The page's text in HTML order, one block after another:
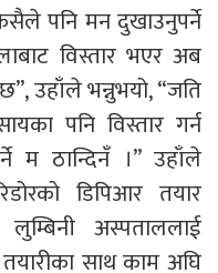
पनि मन दुखाउनुपर्ने
विस्तार भएर अब
उहाँले भन्नुभयो, “जति
पनि विस्तार गर्न
म ठान्दिनँ ।” उहाँले
डिपिआर तयार
अस्पताललाई
साथ काम अघि